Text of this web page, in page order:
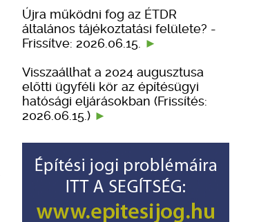
Újra működni fog az ÉTDR
általános tájékoztatási felülete? -
Frissítve: 2026.06.15.
Visszaállhat a 2024 augusztusa
előtti ügyféli kör az építésügyi
hatósági eljárásokban (Frissítés:
2026.06.15.)